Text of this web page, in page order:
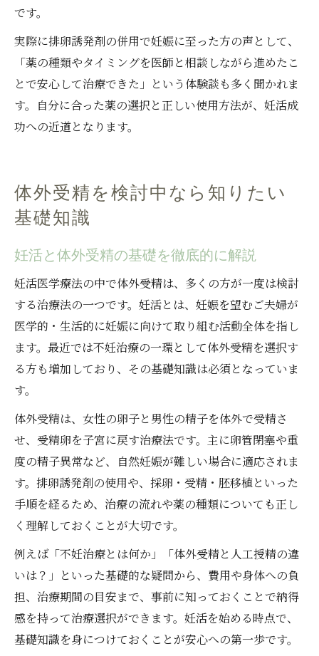
です。
実際に排卵誘発剤の併用で妊娠に至った方の声として、
「薬の種類やタイミングを医師と相談しながら進めたこ
とで安心して治療できた」という体験談も多く聞かれま
す。自分に合った薬の選択と正しい使用方法が、妊活成
功への近道となります。
体外受精を検討中なら知りたい
基礎知識
妊活と体外受精の基礎を徹底的に解説
妊活医学療法の中で体外受精は、多くの方が一度は検討
する治療法の一つです。妊活とは、妊娠を望むご夫婦が
医学的・生活的に妊娠に向けて取り組む活動全体を指し
ます。最近では不妊治療の一環として体外受精を選択す
る方も増加しており、その基礎知識は必須となっていま
す。
体外受精は、女性の卵子と男性の精子を体外で受精さ
せ、受精卵を子宮に戻す治療法です。主に卵管閉塞や重
度の精子異常など、自然妊娠が難しい場合に適応されま
す。排卵誘発剤の使用や、採卵・受精・胚移植といった
手順を経るため、治療の流れや薬の種類についても正し
く理解しておくことが大切です。
例えば「不妊治療とは何か」「体外受精と人工授精の違
いは？」といった基礎的な疑問から、費用や身体への負
担、治療期間の目安まで、事前に知っておくことで納得
感を持って治療選択ができます。妊活を始める時点で、
基礎知識を身につけておくことが安心への第一歩です。